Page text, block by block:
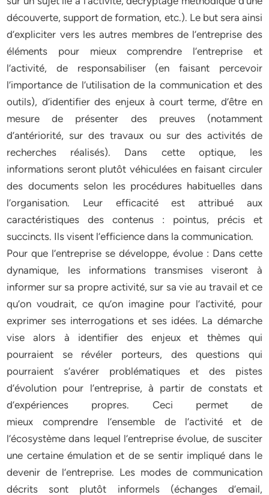
découverte, support de formation, etc.). Le but sera ainsi
d’expliciter vers les autres membres de l’entreprise des
éléments pour mieux comprendre l’entreprise et
l’activité, de responsabiliser (en faisant percevoir
l’importance de l’utilisation de la communication et des
outils), d’identifier des enjeux à court terme, d’être en
mesure de présenter des preuves (notamment
d’antériorité, sur des travaux ou sur des activités de
recherches réalisés). Dans cette optique, les
informations seront plutôt véhiculées en faisant circuler
des documents selon les procédures habituelles dans
l’organisation. Leur efficacité est attribué aux
caractéristiques des contenus : pointus, précis et
succincts. Ils visent l’efficience dans la communication.
Pour que l’entreprise se développe, évolue : Dans cette
dynamique, les informations transmises viseront à
informer sur sa propre activité, sur sa vie au travail et ce
qu’on voudrait, ce qu’on imagine pour l’activité, pour
exprimer ses interrogations et ses idées. La démarche
vise alors à identifier des enjeux et thèmes qui
pourraient se révéler porteurs, des questions qui
pourraient s’avérer problématiques et des pistes
d’évolution pour l’entreprise, à partir de constats et
d’expériences propres. Ceci permet de
mieux comprendre l’ensemble de l’activité et de
l’écosystème dans lequel l’entreprise évolue, de susciter
une certaine émulation et de se sentir impliqué dans le
devenir de l’entreprise. Les modes de communication
décrits sont plutôt informels (échanges d’email,